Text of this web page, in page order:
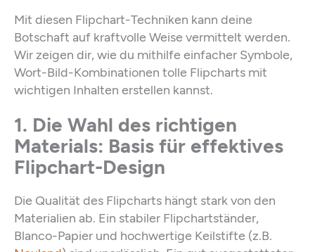
Mit diesen Flipchart-Techniken kann deine
Botschaft auf kraftvolle Weise vermittelt werden.
Wir zeigen dir, wie du mithilfe einfacher Symbole,
Wort-Bild-Kombinationen tolle Flipcharts mit
wichtigen Inhalten erstellen kannst.
1. Die Wahl des richtigen
Materials: Basis für effektives
Flipchart-Design
Die Qualität des Flipcharts hängt stark von den
Materialien ab. Ein stabiler Flipchartständer,
Blanco-Papier und hochwertige Keilstifte (z.B.